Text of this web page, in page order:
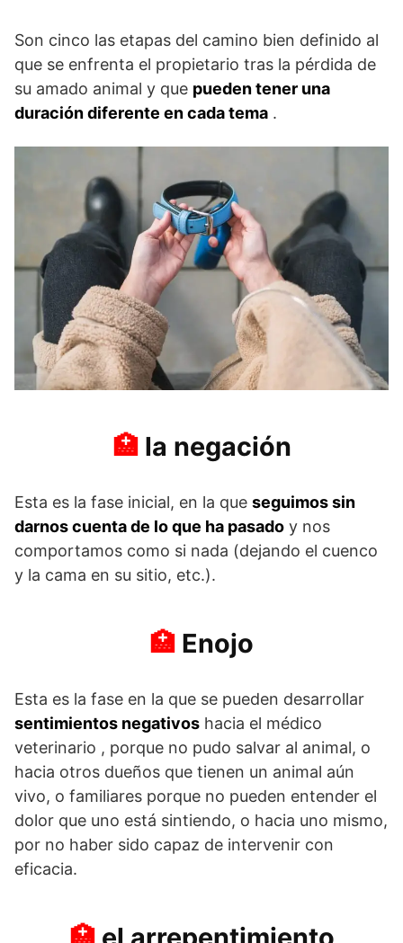
Son cinco las etapas del camino bien definido al
que se enfrenta el propietario tras la pérdida de
su amado animal y que pueden tener una
duración diferente en cada tema .
la negación
Esta es la fase inicial, en la que seguimos sin
darnos cuenta de lo que ha pasado y nos
comportamos como si nada (dejando el cuenco
y la cama en su sitio, etc.).
Enojo
Esta es la fase en la que se pueden desarrollar
sentimientos negativos hacia el médico
veterinario , porque no pudo salvar al animal, o
hacia otros dueños que tienen un animal aún
vivo, o familiares porque no pueden entender el
dolor que uno está sintiendo, o hacia uno mismo,
por no haber sido capaz de intervenir con
eficacia.